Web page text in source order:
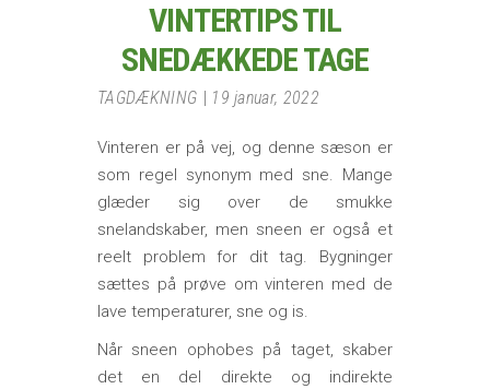
VINTERTIPS TIL
SNEDÆKKEDE TAGE
TAGDÆKNING 19 januar, 2022
Vinteren er på vej, og denne sæson er
som regel synonym med sne. Mange
glæder sig over de smukke
snelandskaber, men sneen er også et
reelt problem for dit tag. Bygninger
sættes på prøve om vinteren med de
lave temperaturer, sne og is.
Når sneen ophobes på taget, skaber
det en del direkte og indirekte